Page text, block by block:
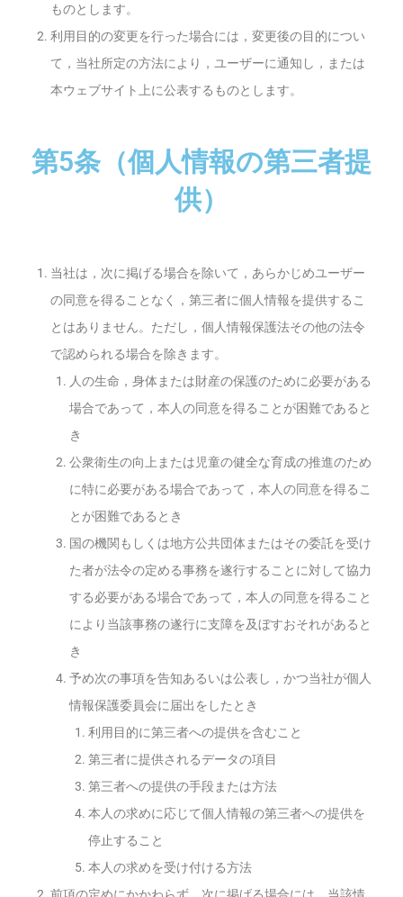
ものとします。
利用目的の変更を行った場合には，変更後の目的につい
て，当社所定の方法により，ユーザーに通知し，または
本ウェブサイト上に公表するものとします。
第5条（個人情報の第三者提
供）
当社は，次に掲げる場合を除いて，あらかじめユーザー
の同意を得ることなく，第三者に個人情報を提供するこ
とはありません。ただし，個人情報保護法その他の法令
で認められる場合を除きます。
人の生命，身体または財産の保護のために必要がある
場合であって，本人の同意を得ることが困難であると
き
公衆衛生の向上または児童の健全な育成の推進のため
に特に必要がある場合であって，本人の同意を得るこ
とが困難であるとき
国の機関もしくは地方公共団体またはその委託を受け
た者が法令の定める事務を遂行することに対して協力
する必要がある場合であって，本人の同意を得ること
により当該事務の遂行に支障を及ぼすおそれがあると
き
予め次の事項を告知あるいは公表し，かつ当社が個人
情報保護委員会に届出をしたとき
利用目的に第三者への提供を含むこと
第三者に提供されるデータの項目
第三者への提供の手段または方法
本人の求めに応じて個人情報の第三者への提供を
停止すること
本人の求めを受け付ける方法
前項の定めにかかわらず，次に掲げる場合には，当該情